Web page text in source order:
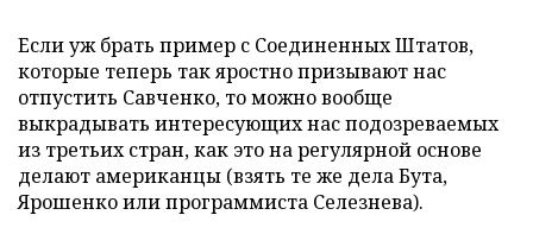
Если уж брать пример с Соединенных Штатов,
которые теперь так яростно призывают нас
отпустить Савченко, то можно вообще
выкрадывать интересующих нас подозреваемых
из третьих стран, как это на регулярной основе
делают американцы (взять те же дела Бута,
Ярошенко или программиста Селезнева).